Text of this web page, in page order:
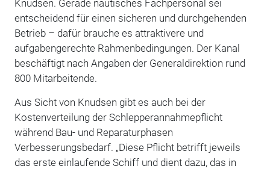
Knudsen. Gerade nautisches Fachpersonal sei
entscheidend für einen sicheren und durchgehenden
Betrieb – dafür brauche es attraktivere und
aufgabengerechte Rahmenbedingungen. Der Kanal
beschäftigt nach Angaben der Generaldirektion rund
800 Mitarbeitende.
Aus Sicht von Knudsen gibt es auch bei der
Kostenverteilung der Schlepperannahmepflicht
während Bau- und Reparaturphasen
Verbesserungsbedarf. „Diese Pflicht betrifft jeweils
das erste einlaufende Schiff und dient dazu, das in